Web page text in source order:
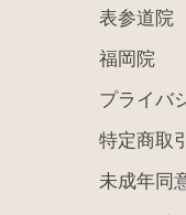
表参道院
福岡院
プライバ
特定商取
未成年同